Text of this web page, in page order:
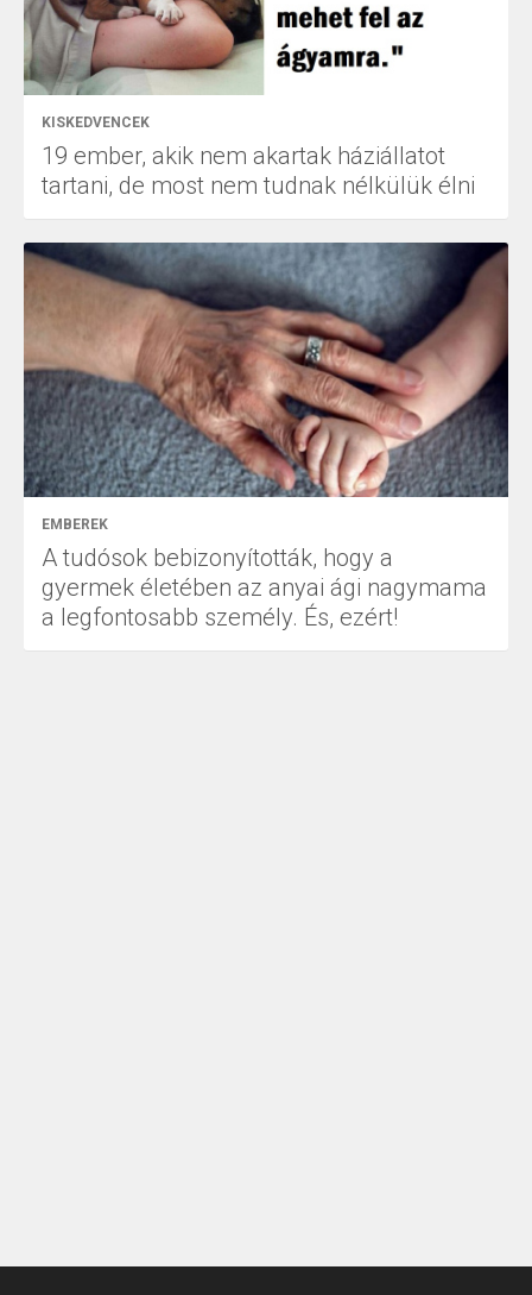
KISKEDVENCEK
19 ember, akik nem akartak háziállatot
tartani, de most nem tudnak nélkülük élni
EMBEREK
A tudósok bebizonyították, hogy a
gyermek életében az anyai ági nagymama
a legfontosabb személy. És, ezért!